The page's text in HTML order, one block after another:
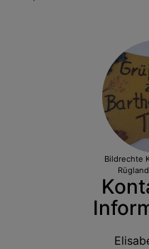
Bildrechte